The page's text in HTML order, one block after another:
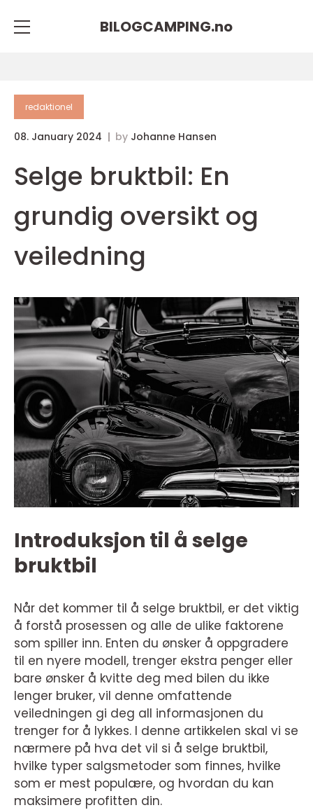
BILOGCAMPING.no
redaktionel
08. January 2024 by Johanne Hansen
Selge bruktbil: En
grundig oversikt og
veiledning
Introduksjon til å selge
bruktbil
Når det kommer til å selge bruktbil, er det viktig
å forstå prosessen og alle de ulike faktorene
som spiller inn. Enten du ønsker å oppgradere
til en nyere modell, trenger ekstra penger eller
bare ønsker å kvitte deg med bilen du ikke
lenger bruker, vil denne omfattende
veiledningen gi deg all informasjonen du
trenger for å lykkes. I denne artikkelen skal vi se
nærmere på hva det vil si å selge bruktbil,
hvilke typer salgsmetoder som finnes, hvilke
som er mest populære, og hvordan du kan
maksimere profitten din.